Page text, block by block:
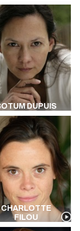
DUPUIS
CHARLOTTE
FILOU